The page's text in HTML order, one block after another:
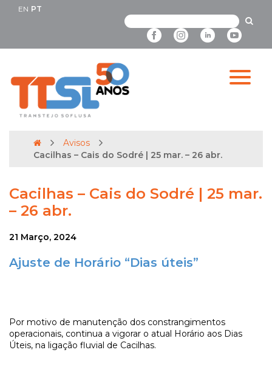
EN PT
Avisos
Cacilhas – Cais do Sodré | 25 mar. – 26 abr.
Cacilhas – Cais do Sodré | 25 mar.
– 26 abr.
21 Março, 2024
Ajuste de Horário “Dias úteis”
Por motivo de manutenção dos constrangimentos
operacionais, continua a vigorar o atual Horário aos Dias
Úteis, na ligação fluvial de Cacilhas.